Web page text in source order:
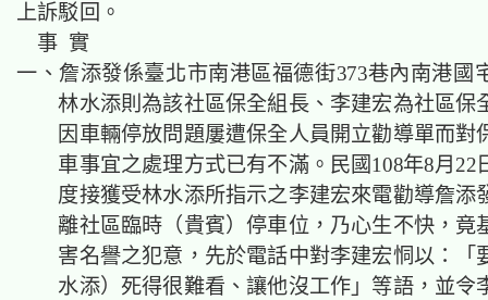
上訴駁回。
事 實
一、詹添發係臺北市南港區福德街373巷內南港國
林水添則為該社區保全組長、李建宏為社區保
因車輛停放問題屢遭保全人員開立勸導單而對
車事宜之處理方式已有不滿。民國108年8月22
度接獲受林水添所指示之李建宏來電勸導詹添
離社區臨時（貴賓）停車位，乃心生不快，竟
害名譽之犯意，先於電話中對李建宏恫以：「
水添）死得很難看、讓他沒工作」等語，並令